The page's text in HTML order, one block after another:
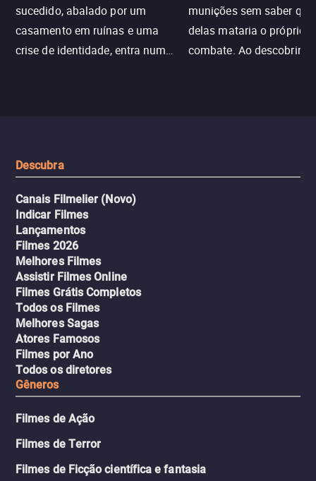
sucedido, abalado por um
casamento em ruínas e uma
crise de identidade, entra num
munições sem saber
delas mataria o próprio
combate. Ao descobrir a
Descubra
Canais Filmelier (Novo)
Indicar Filmes
Lançamentos
Filmes 2026
Melhores Filmes
Assistir Filmes Online
Filmes Grátis Completos
Todos os Filmes
Melhores Sagas
Atores Famosos
Filmes por Ano
Todos os diretores
Gêneros
Filmes de Ação
Filmes de Terror
Filmes de Ficção científica e fantasia